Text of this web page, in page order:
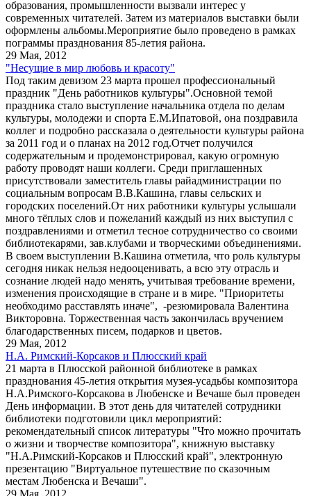
образования, промышленности вызвали интерес у
современных читателей. Затем из материалов выставки были
оформлены альбомы.Мероприятие было проведено в рамках
пограммы празднования 85-летия района.
29 Мая, 2012
"Несущие в мир любовь и красоту"
Под таким девизом 23 марта прошел профессиональный
праздник "День работников культуры".Основной темой
праздника стало выступление начальника отдела по делам
культуры, молодежи и спорта Е.М.Ипатовой, она поздравила
коллег и подробно рассказала о деятельности культуры района
за 2011 год и о планах на 2012 год.Отчет получился
содержательным и продемонстрировал, какую огромную
работу проводят наши коллеги. Среди приглашенных
присутствовали заместитель главы райадминистрации по
социальным вопросам В.В.Кашина, главы сельских и
городских поселений.От них работники культуры услышали
много тёплых слов и пожеланий каждый из них выступил с
поздравлениями и отметил тесное сотрудничество со своими
библиотекарями, зав.клубами и творческими объединениями.
В своем выступлении В.Кашина отметила, что роль культуры
сегодня никак нельзя недооценивать, а всю эту отрасль и
сознание людей надо менять, учитывая требование времени,
изменения происходящие в стране и в мире. "Приоритеты
необходимо расставлять иначе", -резюмировала Валентина
Викторовна. Торжественная часть закончилась вручением
благодарственных писем, подарков и цветов.
29 Мая, 2012
Н.А. Римский-Корсаков и Плюсский край
21 марта в Плюсской районной библиотеке в рамках
празднования 45-летия открытия музея-усадьбы композитора
Н.А.Римского-Корсакова в Любенске и Вечаше был проведен
День информации. В этот день для читателей сотрудники
библиотеки подготовили цикл мероприятий:
рекомендательный список литературы "Что можно прочитать
о жизни и творчестве композитора", книжную выставку
"Н.А.Римский-Корсаков и Плюсский край", электронную
презентацию "Виртуальное путешествие по сказочным
местам Любенска и Вечаши".
29 Мая, 2012